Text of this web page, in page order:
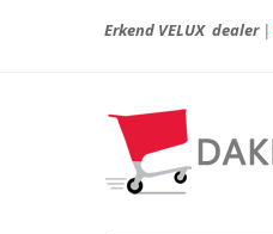
Erkend VELUX dealer|